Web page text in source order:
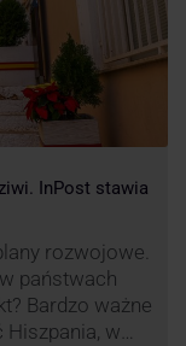
InPost stawia
rozwojowe.
państwach
Bardzo ważne
Hiszpania, w